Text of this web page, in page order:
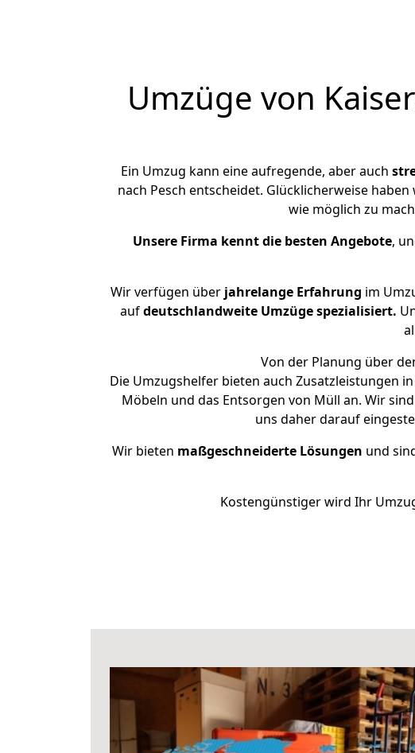
Umzüge von
Ein Umzug kann eine aufregende, aber auch
nach Pesch entscheidet. Glücklicherweise
wie möglich zu
Unsere Firma kennt die besten Angebote,
Wir verfügen überjahrelange Erfahrung im
aufdeutschlandweite Umzüge spezialisiert.
Von der Planung über
Die Umzugshelfer bieten auch Zusatzleistungen
Möbeln und das Entsorgen von Müll an. Wir
uns daher darauf
Wir bieten maßgeschneiderte Lösungen und
Kostengünstiger wird Ihr